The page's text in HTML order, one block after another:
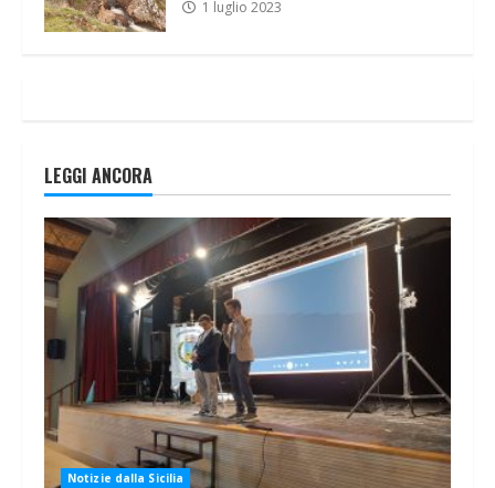
1 luglio 2023
LEGGI ANCORA
Notizie dalla Sicilia